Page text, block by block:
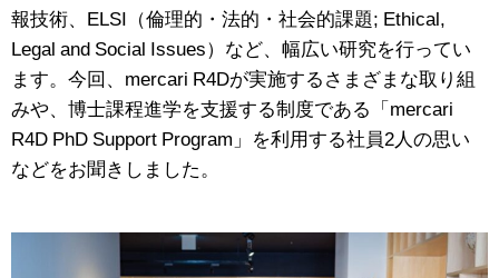
報技術、ELSI（倫理的・法的・社会的課題; Ethical,
Legal and Social Issues）など、幅広い研究を行ってい
ます。今回、mercari R4Dが実施するさまざまな取り組
みや、博士課程進学を支援する制度である「mercari
R4D PhD Support Program」を利用する社員2人の思い
などをお聞きしました。